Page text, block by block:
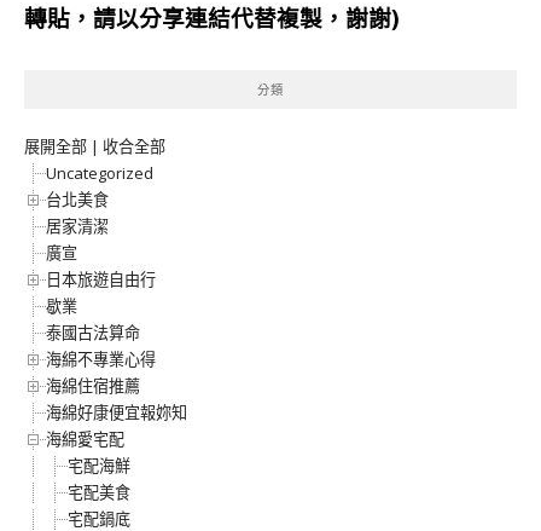
轉貼，請以分享連結代替複製，謝謝)
分類
展開全部 | 收合全部
Uncategorized
台北美食
居家清潔
廣宣
日本旅遊自由行
歇業
泰國古法算命
海綿不專業心得
海綿住宿推薦
海綿好康便宜報妳知
海綿愛宅配
宅配海鮮
宅配美食
宅配鍋底